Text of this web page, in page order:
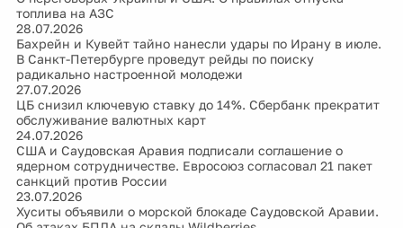
топлива на АЗС
28.07.2026
Бахрейн и Кувейт тайно нанесли удары по Ирану в июле.
В Санкт-Петербурге проведут рейды по поиску
радикально настроенной молодежи
27.07.2026
ЦБ снизил ключевую ставку до 14%. Сбербанк прекратит
обслуживание валютных карт
24.07.2026
США и Саудовская Аравия подписали соглашение о
ядерном сотрудничестве. Евросоюз согласовал 21 пакет
санкций против России
23.07.2026
Хуситы объявили о морской блокаде Саудовской Аравии.